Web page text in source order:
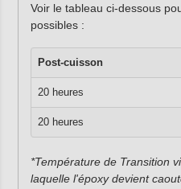
Voir le tableau ci-dessous
possibles :
Post-cuisson
20 heures
20 heures
*Température de Transition
laquelle l'époxy devient